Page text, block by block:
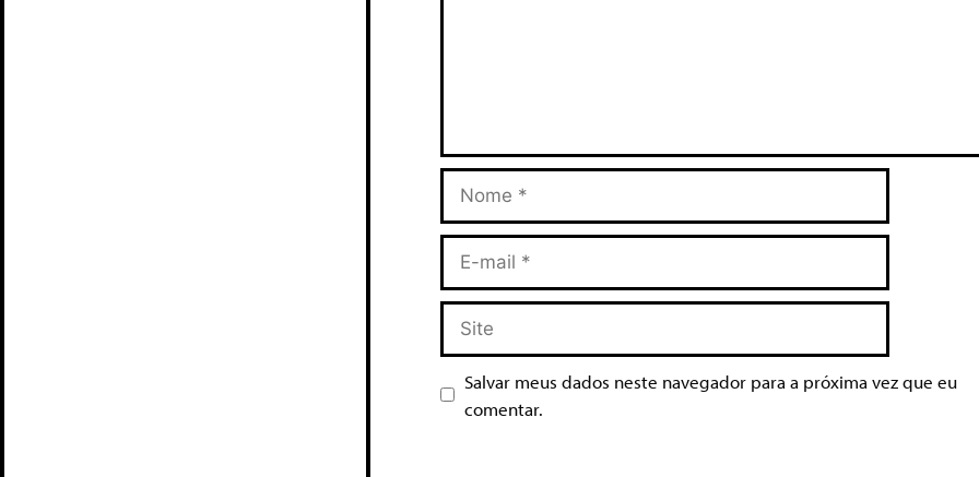
Salvar meus dados neste navegador para a próxima vez que eu
comentar.